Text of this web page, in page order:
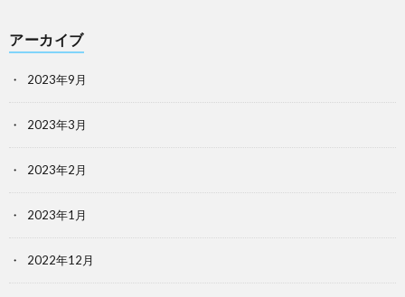
アーカイブ
2023年9月
2023年3月
2023年2月
2023年1月
2022年12月